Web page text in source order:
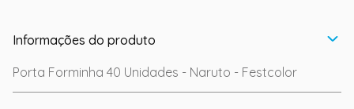
Informações do produto
Porta Forminha 40 Unidades - Naruto - Festcolor